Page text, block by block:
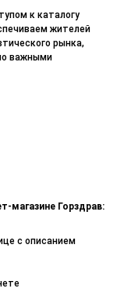
к каталогу
жителей
рынка,
важными
магазине Горздрав:
с описанием